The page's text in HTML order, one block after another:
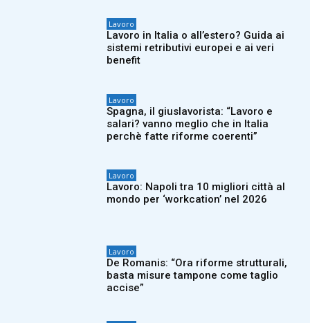
Lavoro
Lavoro in Italia o all’estero? Guida ai
sistemi retributivi europei e ai veri
benefit
Lavoro
Spagna, il giuslavorista: “Lavoro e
salari? vanno meglio che in Italia
perchè fatte riforme coerenti”
Lavoro
Lavoro: Napoli tra 10 migliori città al
mondo per ‘workcation’ nel 2026
Lavoro
De Romanis: “Ora riforme strutturali,
basta misure tampone come taglio
accise”